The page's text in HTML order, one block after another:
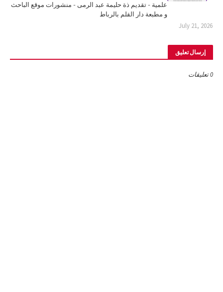
علمية - تقديم ذة حليمة عبد الرمى - منشورات موقع الباحث
و مطبعة دار القلم بالرباط
July 21, 2026
إرسال تعليق
0 تعليقات